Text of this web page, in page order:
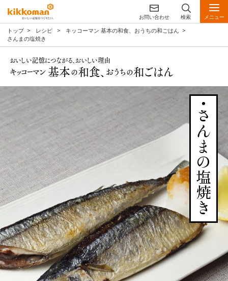
お問い合わせ 検索 メニュー
トップ レシピ
キッコーマン 基本の和食、おうちの和ごはん
さんまの塩焼き
さんまの塩焼き